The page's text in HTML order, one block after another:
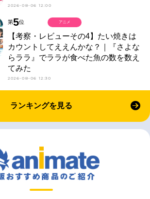
2026-08-06 12:00
第5位
【考察・レビューその4】たい焼きは
カウントしてええんかな？｜『さよな
らララ』でララが食べた魚の数を数え
てみた
2026-08-06 12:30
アニメ
ランキングを見る